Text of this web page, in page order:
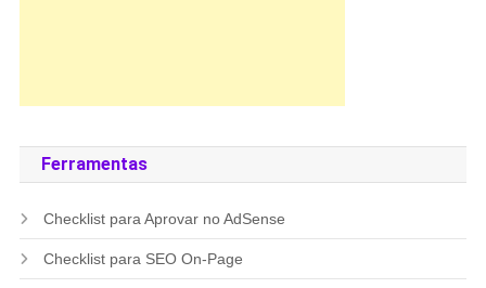
Ferramentas
Checklist para Aprovar no AdSense
Checklist para SEO On-Page